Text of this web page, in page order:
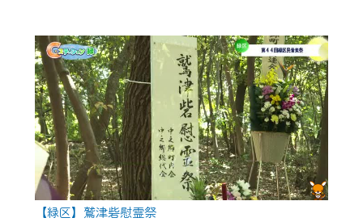
【緑区】鷲津砦慰霊祭